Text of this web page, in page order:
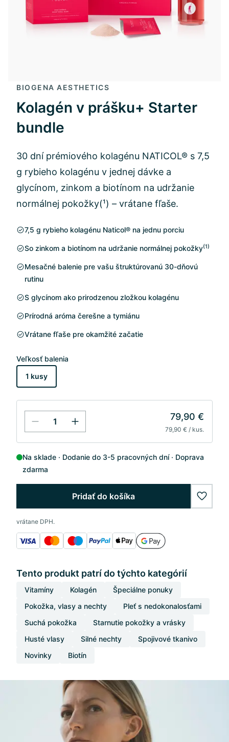
BIOGENA AESTHETICS
Kolagén v prášku+ Starter
bundle
30 dní prémiového kolagénu NATICOL® s 7,5
g rybieho kolagénu v jednej dávke a
glycínom, zinkom a biotínom na udržanie
normálnej pokožky(¹) – vrátane fľaše.
7,5 g rybieho kolagénu Naticol® na jednu porciu
So zinkom a biotínom na udržanie normálnej pokožky(1)
Mesačné balenie pre vašu štruktúrovanú 30-dňovú
rutinu
S glycínom ako prirodzenou zložkou kolagénu
Prírodná aróma čerešne a tymiánu
Vrátane fľaše pre okamžité začatie
Veľkosť balenia
1 kusy
79,90 €
79,90 € / kus.
Na sklade Dodanie do 3-5 pracovných dní
Doprava
zdarma
Pridať do košíka
vrátane DPH.
Tento produkt patrí do týchto kategórií
Vitamíny Kolagén
Špeciálne ponuky
Pokožka, vlasy a nechty
Pleť s nedokonalosťami
Suchá pokožka
Starnutie pokožky a vrásky
Husté vlasy
Silné nechty
Spojivové tkanivo
Novinky
Biotín